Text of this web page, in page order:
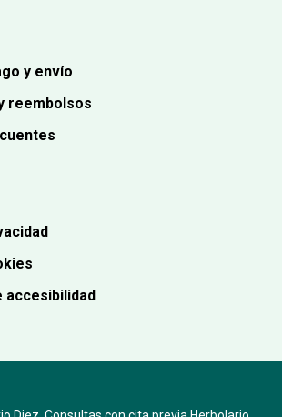
y envío
reembolsos
accesibilidad